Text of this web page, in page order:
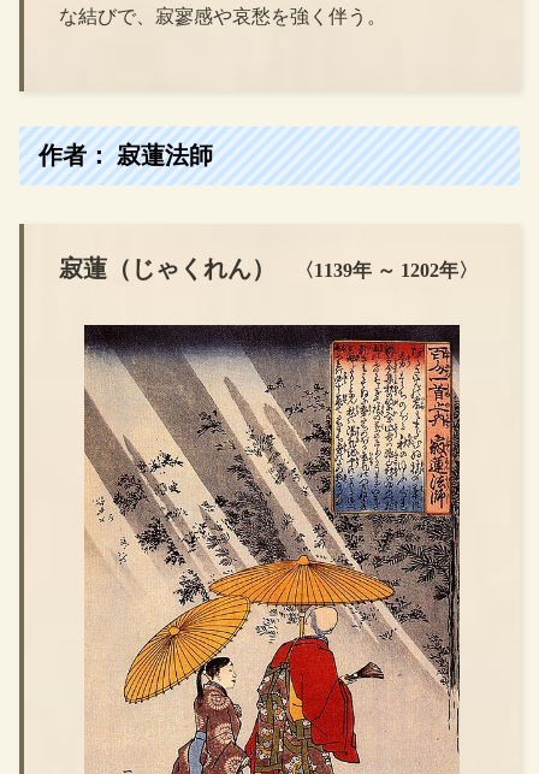
な結びで、寂寥感や哀愁を強く伴う。
作者： 寂蓮法師
寂蓮（じゃくれん） 〈1139年 ～ 1202年〉